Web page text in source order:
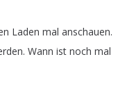
Laden mal anschauen.
. Wann ist noch mal